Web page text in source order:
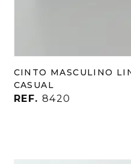
CINTO MASCULINO
CASUAL
REF. 8420